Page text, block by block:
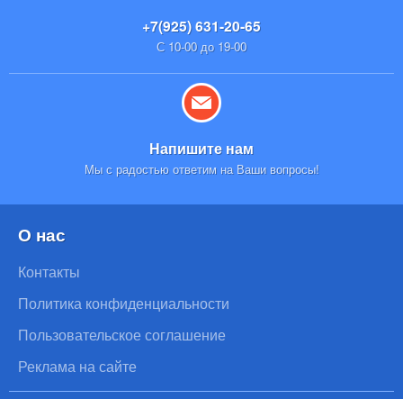
+7(925) 631-20-65
С 10-00 до 19-00
Напишите нам
Мы с радостью ответим на Ваши вопросы!
О нас
Контакты
Политика конфиденциальности
Пользовательское соглашение
Реклама на сайте